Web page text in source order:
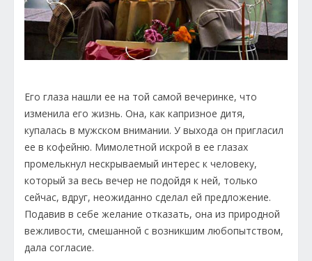
Его глаза нашли ее на той самой вечеринке, что
изменила его жизнь. Она, как капризное дитя,
купалась в мужском внимании. У выхода он пригласил
ее в кофейню. Мимолетной искрой в ее глазах
промелькнул нескрываемый интерес к человеку,
который за весь вечер не подойдя к ней, только
сейчас, вдруг, неожиданно сделал ей предложение.
Подавив в себе желание отказать, она из природной
вежливости, смешанной с возникшим любопытством,
дала согласие.